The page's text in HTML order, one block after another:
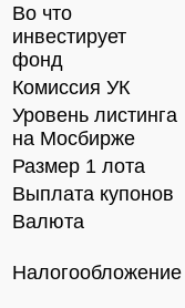
Во что
инвестирует
фонд
Комиссия УК
Уровень листинга
на Мосбирже
Размер 1 лота
Выплата купонов
Валюта
Налогообложение